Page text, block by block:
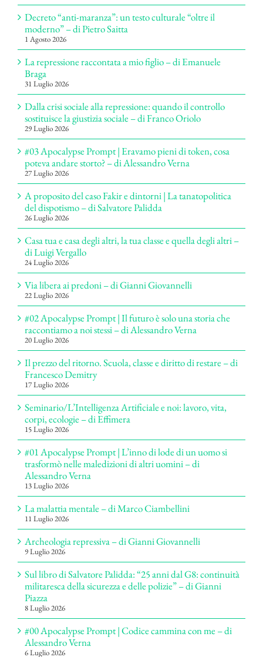
Decreto “anti-maranza”: un testo culturale “oltre il
moderno” – di Pietro Saitta
1 Agosto 2026
La repressione raccontata a mio figlio – di Emanuele
Braga
31 Luglio 2026
Dalla crisi sociale alla repressione: quando il controllo
sostituisce la giustizia sociale – di Franco Oriolo
29 Luglio 2026
#03 Apocalypse Prompt | Eravamo pieni di token, cosa
poteva andare storto? – di Alessandro Verna
27 Luglio 2026
A proposito del caso Fakir e dintorni | La tanatopolitica
del dispotismo – di Salvatore Palidda
26 Luglio 2026
Casa tua e casa degli altri, la tua classe e quella degli altri –
di Luigi Vergallo
24 Luglio 2026
Via libera ai predoni – di Gianni Giovannelli
22 Luglio 2026
#02 Apocalypse Prompt | Il futuro è solo una storia che
raccontiamo a noi stessi – di Alessandro Verna
20 Luglio 2026
Il prezzo del ritorno. Scuola, classe e diritto di restare – di
Francesco Demitry
17 Luglio 2026
Seminario/L’Intelligenza Artificiale e noi: lavoro, vita,
corpi, ecologie – di Effimera
15 Luglio 2026
#01 Apocalypse Prompt | L’inno di lode di un uomo si
trasformò nelle maledizioni di altri uomini – di
Alessandro Verna
13 Luglio 2026
La malattia mentale – di Marco Ciambellini
11 Luglio 2026
Archeologia repressiva – di Gianni Giovannelli
9 Luglio 2026
Sul libro di Salvatore Palidda: “25 anni dal G8: continuità
militaresca della sicurezza e delle polizie” – di Gianni
Piazza
8 Luglio 2026
#00 Apocalypse Prompt | Codice cammina con me – di
Alessandro Verna
6 Luglio 2026